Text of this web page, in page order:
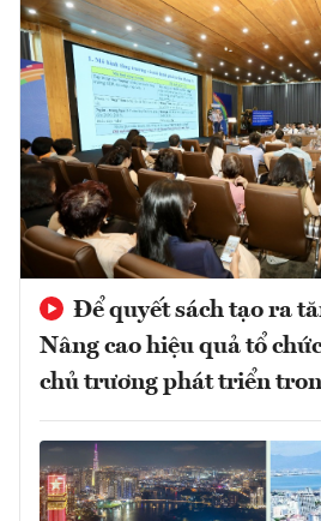
Để quyết sách tạo ra
Nâng cao hiệu quả tổ
chủ trương phát triển